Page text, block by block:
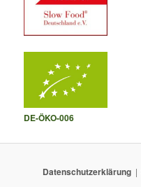
DE-ÖKO-006
Datenschutzerklärung